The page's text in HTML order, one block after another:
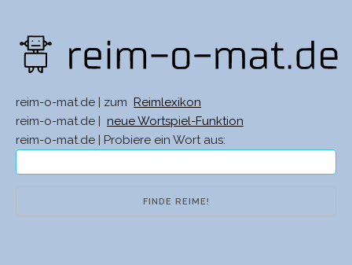
reim-o-mat.de | zum
Reimlexikon
reim-o-mat.de |
neue Wortspiel-Funktion
reim-o-mat.de | Probiere ein Wort aus: